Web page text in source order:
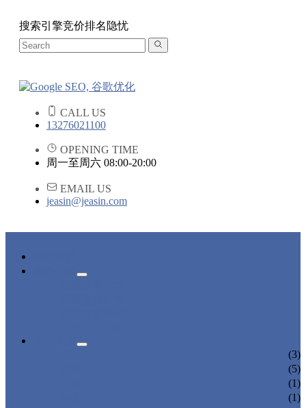
搜索引擎竞价排名隐忧
CALL US
13276021100
OPENING TIME
周一至周六 08:00-20:00
EMAIL US
jeasin@jeasin.com
(3)
(5)
(1)
(1)